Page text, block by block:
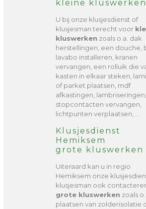
kleine
U bij onze klusjesdienst of
klusjesman terecht voor
kluswerken zoals o.a. dak
herstellingen, een douche,
lavabo installeren, kranen
vervangen, een rolluik die
kasten in elkaar steken,
of parket plaatsen, mdf
afkastingen, lambriseringen,
stopcontacten vervangen,
lichtpunten verplaatsen, …
Klusjesdienst
Hemiksem
grote kluswerken
Uiteraard kan u in regio
Hemiksem onze
klusjesman ook
grote kluswerken zoals
plaatsen van zolderisolatie